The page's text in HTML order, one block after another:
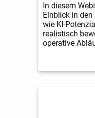
In diesem
Einblick in den
wie KI-
realistisch
operative